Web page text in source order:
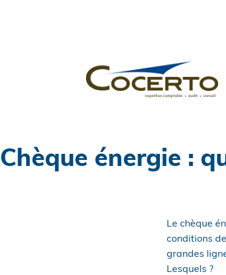
Chèque énergie :
Le chèque
conditions
grandes
Lesquels ?